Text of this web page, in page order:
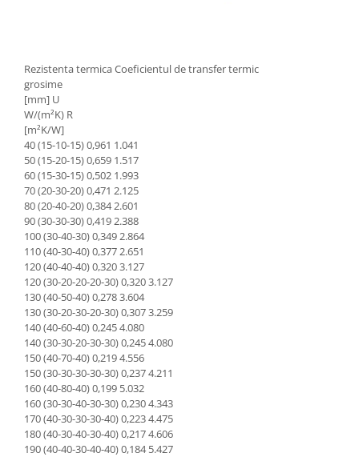
Rezistenta termica Coeficientul de transfer termic
grosime
[mm] U
W/(m²K) R
[m²K/W]
40 (15-10-15) 0,961 1.041
50 (15-20-15) 0,659 1.517
60 (15-30-15) 0,502 1.993
70 (20-30-20) 0,471 2.125
80 (20-40-20) 0,384 2.601
90 (30-30-30) 0,419 2.388
100 (30-40-30) 0,349 2.864
110 (40-30-40) 0,377 2.651
120 (40-40-40) 0,320 3.127
120 (30-20-20-20-30) 0,320 3.127
130 (40-50-40) 0,278 3.604
130 (30-20-30-20-30) 0,307 3.259
140 (40-60-40) 0,245 4.080
140 (30-30-20-30-30) 0,245 4.080
150 (40-70-40) 0,219 4.556
150 (30-30-30-30-30) 0,237 4.211
160 (40-80-40) 0,199 5.032
160 (30-30-40-30-30) 0,230 4.343
170 (40-30-30-30-40) 0,223 4.475
180 (40-30-40-30-40) 0,217 4.606
190 (40-40-30-40-40) 0,184 5.427